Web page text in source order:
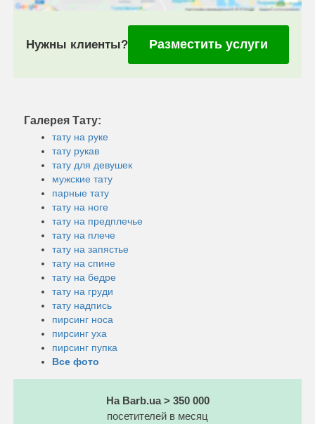
Нужны клиенты? Разместить услуги
Галерея Тату:
тату на руке
тату рукав
тату для девушек
мужские тату
парные тату
тату на ноге
тату на предплечье
тату на плече
тату на запястье
тату на спине
тату на бедре
тату на груди
тату надпись
пирсинг носа
пирсинг уха
пирсинг пупка
Все фото
На Barb.ua > 350 000
посетителей в месяц